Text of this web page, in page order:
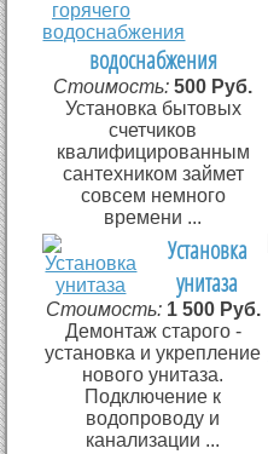
водоснабжения
Стоимость:500 Руб.
Установка бытовых
счетчиков
квалифицированным
сантехником займет
совсем немного
времени ...
Установка
унитаза
Стоимость: 1 500 Руб.
Демонтаж старого -
установка и укрепление
нового унитаза.
Подключение к
водопроводу и
канализации ...